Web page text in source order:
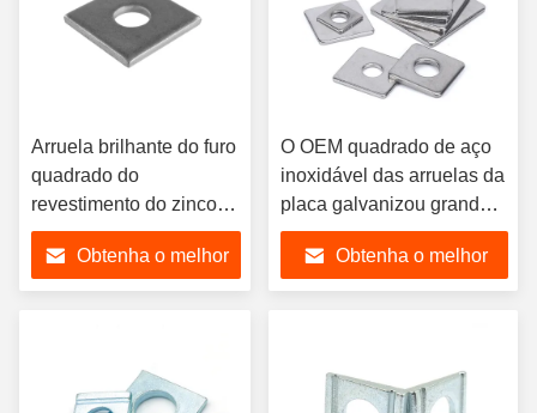
Arruela brilhante do furo
quadrado do
revestimento do zinco
da arruela de
fechamento do
quadrado de SS304
Obtenha o melhor
O OEM quadrado de aço
inoxidável das arruelas da
placa galvanizou grandes
arruelas do quadrado do
metal Obtenha o melhor